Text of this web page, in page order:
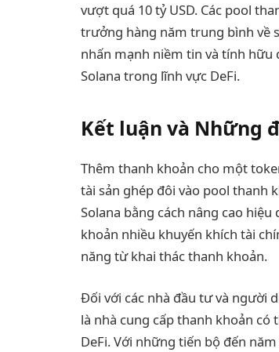
vượt quá 10 tỷ USD. Các pool
trưởng hàng năm trung bình về
nhấn mạnh niềm tin và tính hữu
Solana trong lĩnh vực DeFi.
Kết luận và Những
Thêm thanh khoản cho một
tài sản ghép đôi vào pool thanh
Solana bằng cách nâng cao
khoản nhiều khuyến khích tài
năng từ khai thác thanh khoản.
Đối với các nhà đầu tư và người
là nhà cung cấp thanh khoản có
DeFi. Với những tiến bộ đến